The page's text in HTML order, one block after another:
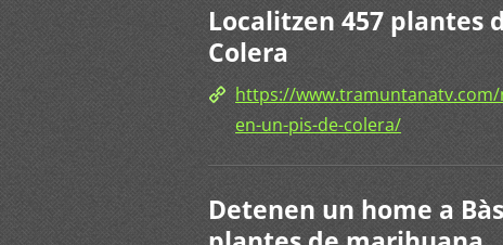
Localitzen 457 plantes
Colera
https://
en-un-pis-de-colera/
Detenen un home a